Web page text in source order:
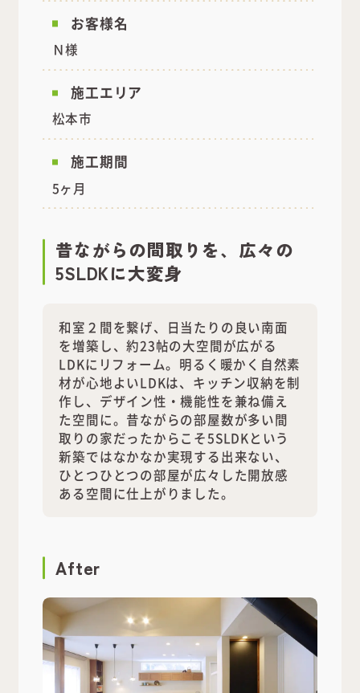
お客様名
Ｎ様
施工エリア
松本市
施工期間
5ヶ月
昔ながらの間取りを、広々の
5SLDKに大変身
和室２間を繋げ、日当たりの良い南面
を増築し、約23帖の大空間が広がる
LDKにリフォーム。明るく暖かく自然素
材が心地よいLDKは、キッチン収納を制
作し、デザイン性・機能性を兼ね備え
た空間に。昔ながらの部屋数が多い間
取りの家だったからこそ5SLDKという
新築ではなかなか実現する出来ない、
ひとつひとつの部屋が広々した開放感
ある空間に仕上がりました。
After